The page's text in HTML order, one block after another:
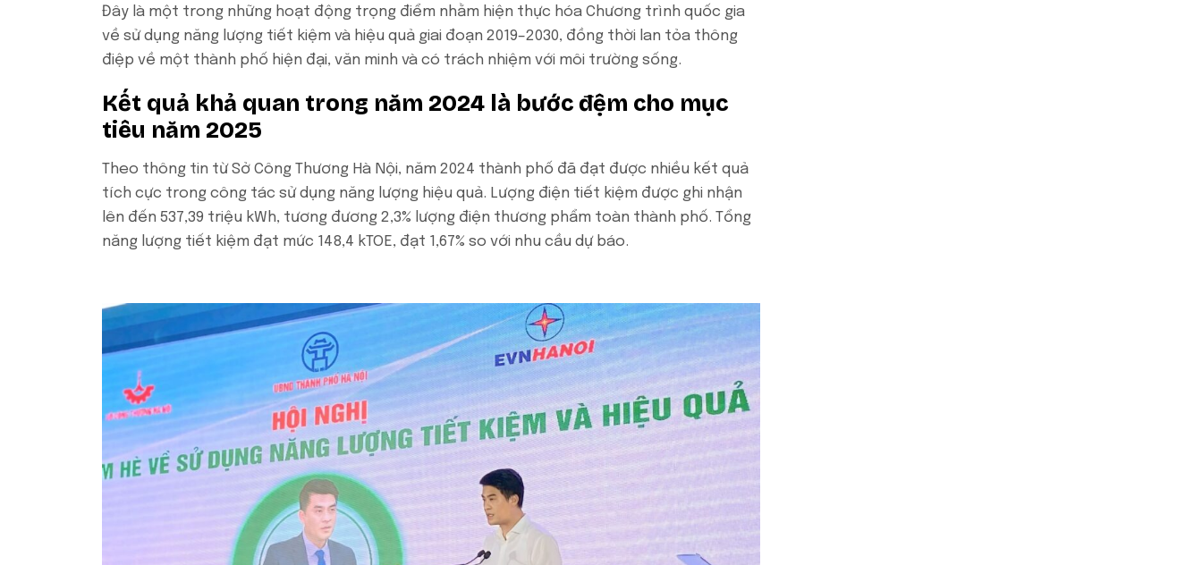
Đây là một trong những hoạt động trọng điểm nhằm hiện thực hóa Chương trình quốc gia
về sử dụng năng lượng tiết kiệm và hiệu quả giai đoạn 2019–2030, đồng thời lan tỏa thông
điệp về một thành phố hiện đại, văn minh và có trách nhiệm với môi trường sống.
Kết quả khả quan trong năm 2024 là bước đệm cho mục
tiêu năm 2025
Theo thông tin từ Sở Công Thương Hà Nội, năm 2024 thành phố đã đạt được nhiều kết quả
tích cực trong công tác sử dụng năng lượng hiệu quả. Lượng điện tiết kiệm được ghi nhận
lên đến 537,39 triệu kWh, tương đương 2,3% lượng điện thương phẩm toàn thành phố. Tổng
năng lượng tiết kiệm đạt mức 148,4 kTOE, đạt 1,67% so với nhu cầu dự báo.